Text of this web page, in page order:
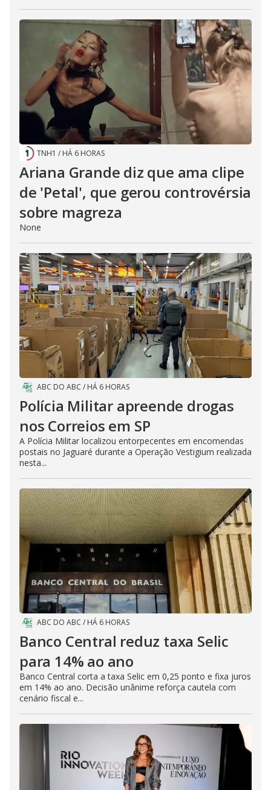
TNH1 / HÁ 6 HORAS
Ariana Grande diz que ama clipe
de 'Petal', que gerou controvérsia
sobre magreza
None
ABC DO ABC / HÁ 6 HORAS
Polícia Militar apreende drogas
nos Correios em SP
A Polícia Militar localizou entorpecentes em encomendas
postais no Jaguaré durante a Operação Vestigium realizada
nesta...
ABC DO ABC / HÁ 6 HORAS
Banco Central reduz taxa Selic
para 14% ao ano
Banco Central corta a taxa Selic em 0,25 ponto e fixa juros
em 14% ao ano. Decisão unânime reforça cautela com
cenário fiscal e...